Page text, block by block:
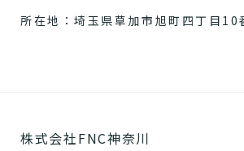
所在地：埼玉県草加市旭町四丁目10
株式会社FNC神奈川